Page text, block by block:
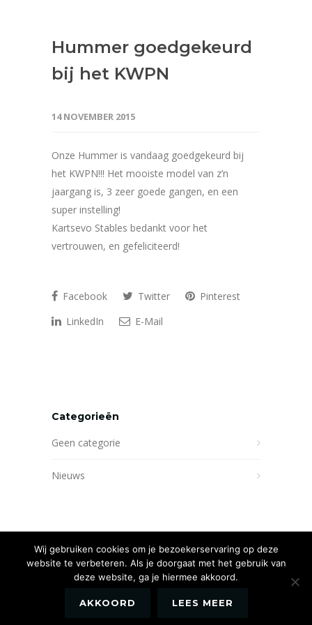
Hummer goedgekeurd
bij het KWPN
14 NOVEMBER 2015
Onze Hummer is vandaag goedgekeurd bij
het KWPN!!! Het mooiste model van z’n
jaargang is, 3 zeer goede gangen, en een
super instelling!
Kartsevo Stables bedankt voor het
vertrouwen, en gefeliciteerd!
Facebook Twitter
Pinterest
LinkedIn
E-Mail
Categorieën
Geen categorie
Nieuws
Website by Newmore
Wij gebruiken cookies om je bezoekerservaring op deze
website te verbeteren. Als je doorgaat met het gebruik van
deze website, ga je hiermee akkoord.
AKKOORD LEES MEER